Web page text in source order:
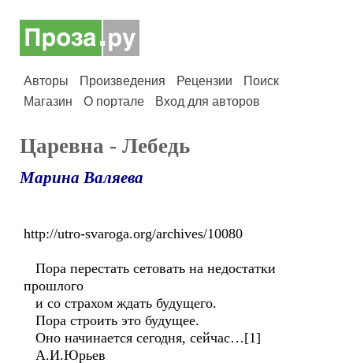
Авторы Произведения Рецензии
Поиск
Магазин
О портале Вход для авторов
Царевна - Лебедь
Марина Валяева
http://utro-svaroga.org/archives/10080
Пора перестать сетовать на недостатки
прошлого
и со страхом ждать будущего.
Пора строить это будущее.
Оно начинается сегодня, сейчас…[1]
А.И.Юрьев